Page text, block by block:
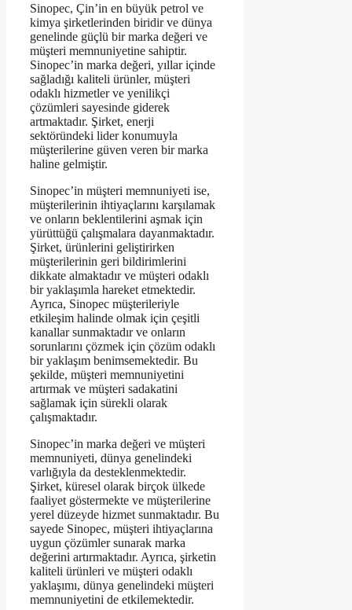
Sinopec, Çin’in en büyük petrol ve
kimya şirketlerinden biridir ve dünya
genelinde güçlü bir marka değeri ve
müşteri memnuniyetine sahiptir.
Sinopec’in marka değeri, yıllar içinde
sağladığı kaliteli ürünler, müşteri
odaklı hizmetler ve yenilikçi
çözümleri sayesinde giderek
artmaktadır. Şirket, enerji
sektöründeki lider konumuyla
müşterilerine güven veren bir marka
haline gelmiştir.
Sinopec’in müşteri memnuniyeti ise,
müşterilerinin ihtiyaçlarını karşılamak
ve onların beklentilerini aşmak için
yürüttüğü çalışmalara dayanmaktadır.
Şirket, ürünlerini geliştirirken
müşterilerinin geri bildirimlerini
dikkate almaktadır ve müşteri odaklı
bir yaklaşımla hareket etmektedir.
Ayrıca, Sinopec müşterileriyle
etkileşim halinde olmak için çeşitli
kanallar sunmaktadır ve onların
sorunlarını çözmek için çözüm odaklı
bir yaklaşım benimsemektedir. Bu
şekilde, müşteri memnuniyetini
artırmak ve müşteri sadakatini
sağlamak için sürekli olarak
çalışmaktadır.
Sinopec’in marka değeri ve müşteri
memnuniyeti, dünya genelindeki
varlığıyla da desteklenmektedir.
Şirket, küresel olarak birçok ülkede
faaliyet göstermekte ve müşterilerine
yerel düzeyde hizmet sunmaktadır. Bu
sayede Sinopec, müşteri ihtiyaçlarına
uygun çözümler sunarak marka
değerini artırmaktadır. Ayrıca, şirketin
kaliteli ürünleri ve müşteri odaklı
yaklaşımı, dünya genelindeki müşteri
memnuniyetini de etkilemektedir.